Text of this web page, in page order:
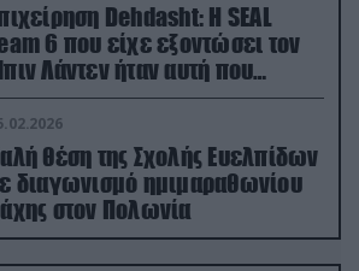
Dehdasht: Η SEAL
6 που είχε εξοντώσει τον
Λάντεν ήταν αυτή που
τον πιλότο του F-15
θέση της Σχολής Ευελπίδων
διαγωνισμό ημιμαραθωνίου
στον Πολωνία